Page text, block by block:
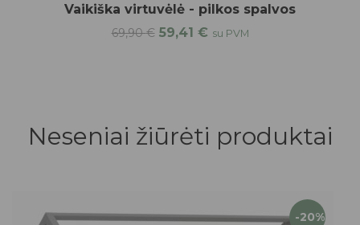
Vaikiška virtuvėlė - pilkos spalvos
69,90€ 59,41 € su PVM
Neseniai žiūrėti produktai
-20%